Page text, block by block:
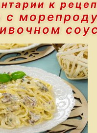
к
с